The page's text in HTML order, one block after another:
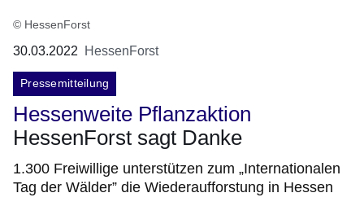
© HessenForst
30.03.2022 HessenForst
Pressemitteilung
Hessenweite Pflanzaktion
HessenForst sagt Danke
1.300 Freiwillige unterstützen zum „Internationalen
Tag der Wälder” die Wiederaufforstung in Hessen